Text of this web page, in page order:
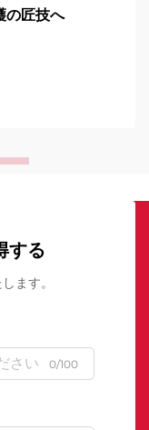
の匠技へ
する
ます。
0/100